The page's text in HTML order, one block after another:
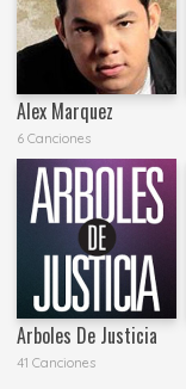
Alex Marquez
6 Canciones
Arboles De Justicia
41 Canciones